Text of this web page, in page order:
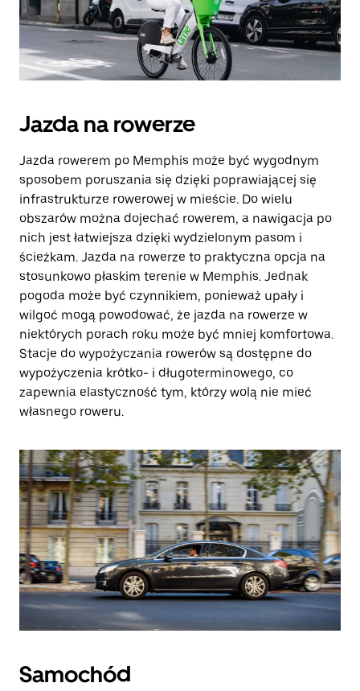
Jazda na rowerze
Jazda rowerem po Memphis może być wygodnym
sposobem poruszania się dzięki poprawiającej się
infrastrukturze rowerowej w mieście. Do wielu
obszarów można dojechać rowerem, a nawigacja po
nich jest łatwiejsza dzięki wydzielonym pasom i
ścieżkam. Jazda na rowerze to praktyczna opcja na
stosunkowo płaskim terenie w Memphis. Jednak
pogoda może być czynnikiem, ponieważ upały i
wilgoć mogą powodować, że jazda na rowerze w
niektórych porach roku może być mniej komfortowa.
Stacje do wypożyczania rowerów są dostępne do
wypożyczenia krótko- i długoterminowego, co
zapewnia elastyczność tym, którzy wolą nie mieć
własnego roweru.
Samochód